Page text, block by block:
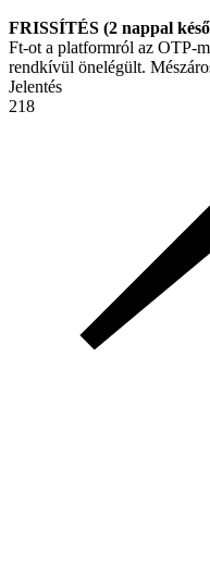
FRISSÍTÉS (2 nappal
Ft-ot a platformról az OTP-
rendkívül önelégült.
Jelentés
218